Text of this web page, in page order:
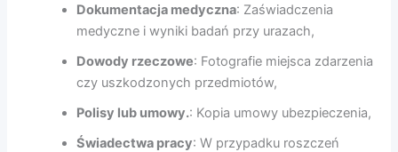
Dokumentacja medyczna: Zaświadczenia
medyczne i wyniki badań przy urazach,
Dowody rzeczowe: Fotografie miejsca zdarzenia
czy uszkodzonych przedmiotów,
Polisy lub umowy.: Kopia umowy ubezpieczenia,
Świadectwa pracy: W przypadku roszczeń